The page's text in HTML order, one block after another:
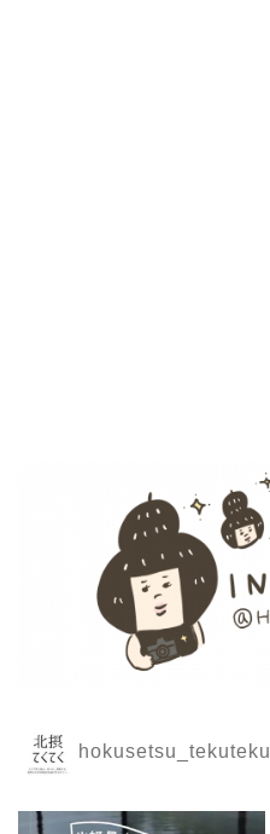
hokusetsu_tekuteku